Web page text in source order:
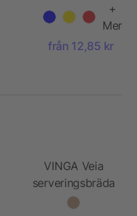
sportflaska
med
+
Mer
från 12,85 kr
VINGA Veia
serveringsbräda
M